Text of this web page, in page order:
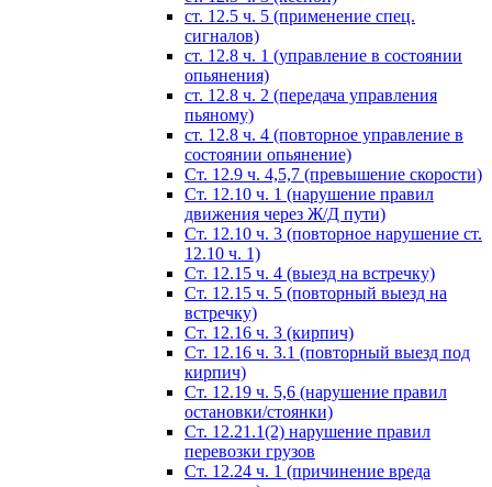
ст. 12.5 ч. 5 (применение спец.
сигналов)
cт. 12.8 ч. 1 (управление в состоянии
опьянения)
ст. 12.8 ч. 2 (передача управления
пьяному)
ст. 12.8 ч. 4 (повторное управление в
состоянии опьянение)
Ст. 12.9 ч. 4,5,7 (превышение скорости)
Ст. 12.10 ч. 1 (нарушение правил
движения через Ж/Д пути)
Ст. 12.10 ч. 3 (повторное нарушение ст.
12.10 ч. 1)
Ст. 12.15 ч. 4 (выезд на встречку)
Ст. 12.15 ч. 5 (повторный выезд на
встречку)
Ст. 12.16 ч. 3 (кирпич)
Ст. 12.16 ч. 3.1 (повторный выезд под
кирпич)
Ст. 12.19 ч. 5,6 (нарушение правил
остановки/стоянки)
Ст. 12.21.1(2) нарушение правил
перевозки грузов
Ст. 12.24 ч. 1 (причинение вреда